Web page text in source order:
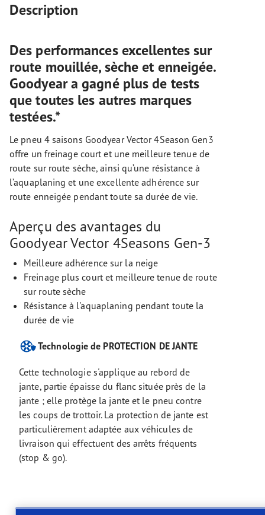
Description
Des performances excellentes sur
route mouillée, sèche et enneigée.
Goodyear a gagné plus de tests
que toutes les autres marques
testées.*
Le pneu 4 saisons Goodyear Vector 4Season Gen3
offre un freinage court et une meilleure tenue de
route sur route sèche, ainsi qu’une résistance à
l’aquaplaning et une excellente adhérence sur
route enneigée pendant toute sa durée de vie.
Aperçu des avantages du
Goodyear Vector 4Seasons Gen-3
Meilleure adhérence sur la neige
Freinage plus court et meilleure tenue de route
sur route sèche
Résistance à l'aquaplaning pendant toute la
durée de vie
Technologie de PROTECTION DE JANTE
Cette technologie s'applique au rebord de
jante, partie épaisse du flanc située près de la
jante ; elle protège la jante et le pneu contre
les coups de trottoir. La protection de jante est
particulièrement adaptée aux véhicules de
livraison qui effectuent des arrêts fréquents
(stop & go).